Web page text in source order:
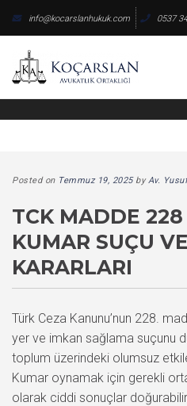
content
info@kocarslanhukuk.com 0537
Posted on Temmuz 19, 2025byAv.
TCK MADDE
KUMAR SUÇU
KARARLARI
Türk Ceza Kanunu’nun 228.
yer ve imkan sağlama suçunu
toplum üzerindeki olumsuz
Kumar oynamak için gerekli
olarak ciddi sonuçlar